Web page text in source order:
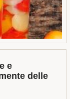
e
delle